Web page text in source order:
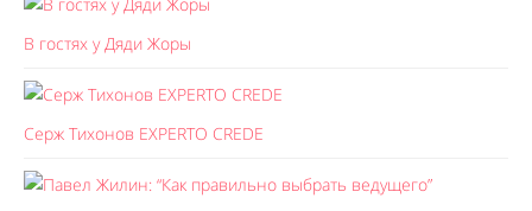
В гостях у Дяди Жоры
Серж Тихонов EXPERTO CREDE